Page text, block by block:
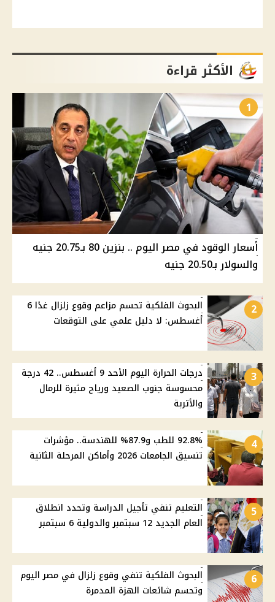
الأكثر قراءة
1
أسعار الوقود في مصر اليوم .. بنزين 80 بـ20.75 جنيه
والسولار بـ20.50 جنيه
2
البحوث الفلكية تحسم مزاعم وقوع زلزال غدًا 6
أغسطس: لا دليل علمي على التوقعات
3
درجات الحرارة اليوم الأحد 9 أغسطس.. 42 درجة
محسوسة جنوب الصعيد ورياح مثيرة للرمال
والأتربة
4
92.8% للطب و87.9% للهندسة.. مؤشرات
تنسيق الجامعات 2026 وأماكن المرحلة الثانية
5
التعليم تنفي تأجيل الدراسة وتحدد انطلاق
العام الجديد 12 سبتمبر والدولية 6 سبتمبر
6
البحوث الفلكية تنفي وقوع زلزال في مصر اليوم
وتحسم شائعات الهزة المدمرة